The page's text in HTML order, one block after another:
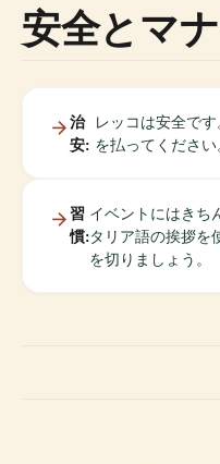
安全とマ
治
安:
レッコは安全で
を払ってください
習
慣:
イベントにはきち
タリア語の挨拶を
を切りましょう。